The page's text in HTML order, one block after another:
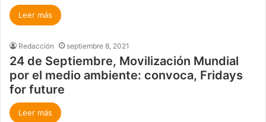
Leer más
Redacción septiembre 8, 2021
24 de Septiembre, Movilización Mundial
por el medio ambiente: convoca, Fridays
for future
Leer más